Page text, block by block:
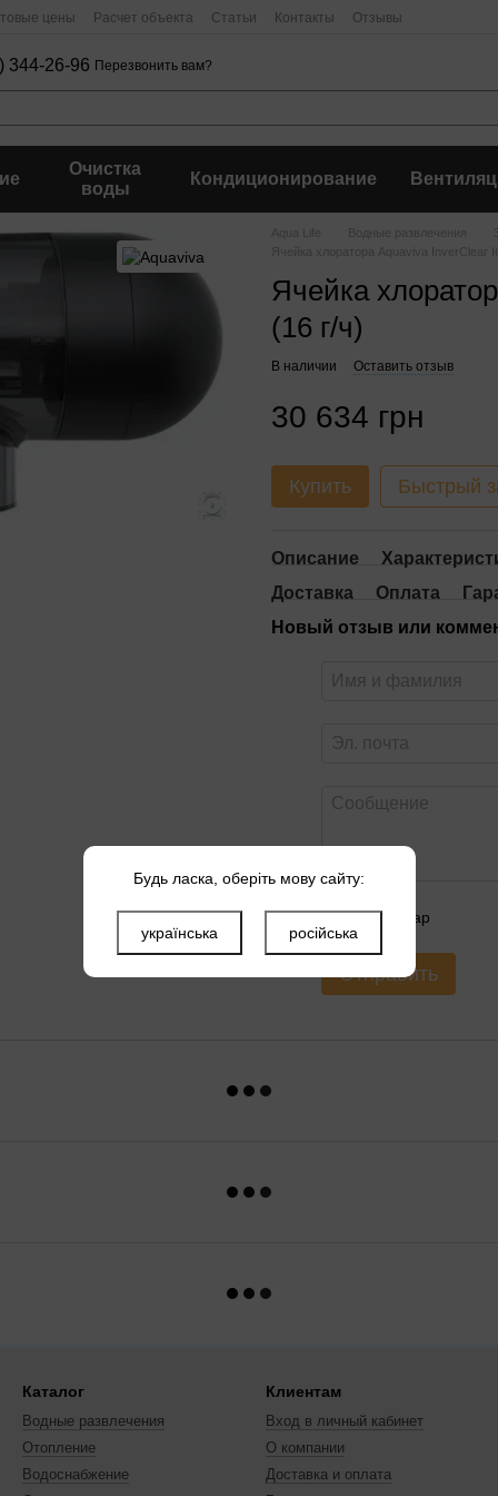
цены Расчет объекта Статьи Контакты Отзывы
344-26-96 Перезвонить вам?
Очистка
воды
Кондиционирование
Aqua Life Водные развлечения
Ячейка хлоратора Aquaviva InverClear
Ячейка
(16 г/ч)
В наличии Оставить отзыв
30 634 грн
Купить Быстрый
Описание
Доставка
Оплата
Новый отзыв или
Оцените товар
Отправить
Каталог
Водные развлечения
Отопление
Водоснабжение
Клиентам
Вход в личный кабинет
О компании
Доставка и оплата
Будь ласка, оберіть мову сайту:
українська російська